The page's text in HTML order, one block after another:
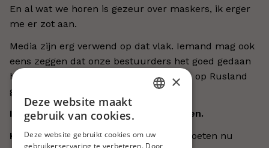
En al wat we horen is gezeur over maskers, ik erger
me er zot aan.
Media zijn erg verwend op dat vlak. Iemand mag ook
eens zeggen dat onze bestuurders het goed gedaan
hebben. Nu ook met de manier waarop op Rusland
gereageerd wordt.
In beide crisissen leek de EU te groeien.
Koen Schoors:Dat is knap, maar we moeten nu
×
Deze website maakt
gebruik van cookies.
Deze website gebruikt cookies om uw
gebruikerservaring te verbeteren. Door